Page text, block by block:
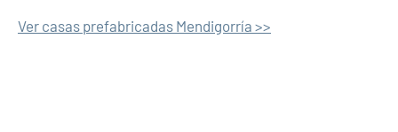
Ver casas prefabricadas Mendigorría >>